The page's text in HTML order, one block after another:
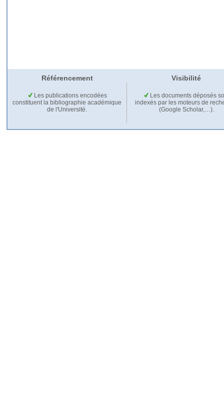
Référencement Visibilité
Les publications encodées
constituent la bibliographie académique
de l'Université.
Les documents déposés
indexés par les moteurs de
(Google Scholar,…).